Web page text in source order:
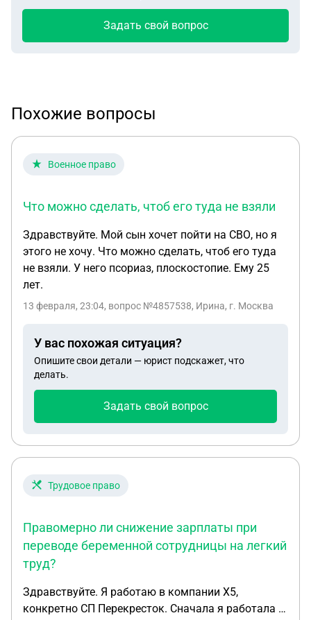
Задать свой вопрос
Похожие вопросы
Военное право
Что можно сделать, чтоб его туда не взяли
Здравствуйте. Мой сын хочет пойти на СВО, но я
этого не хочу. Что можно сделать, чтоб его туда
не взяли. У него псориаз, плоскостопие. Ему 25
лет.
13 февраля, 23:04, вопрос №4857538, Ирина, г. Москва
У вас похожая ситуация?
Опишите свои детали — юрист подскажет, что
делать.
Задать свой вопрос
Трудовое право
Правомерно ли снижение зарплаты при
переводе беременной сотрудницы на легкий
труд?
Здравствуйте. Я работаю в компании Х5,
конкретно СП Перекресток. Сначала я работала в